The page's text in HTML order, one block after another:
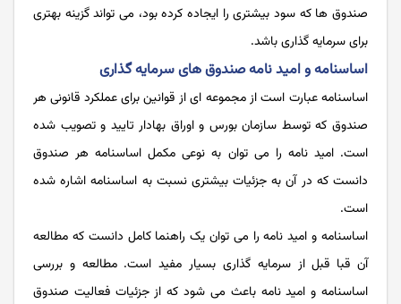
صندوق ها که سود بیشتری را ایجاده کرده بود، می تواند گزینه بهتری
برای سرمایه گذاری باشد.
اساسنامه و امید نامه صندوق های سرمایه گذاری
اساسنامه عبارت است از مجموعه ‌ای از قوانین برای عملکرد قانونی هر
صندوق که توسط سازمان بورس و اوراق بهادار تایید و تصویب شده
است. امید نامه را می توان به نوعی مکمل اساسنامه هر صندوق
دانست که در آن به جزئیات بیشتری نسبت به اساسنامه اشاره شده
است.
اساسنامه و امید نامه را می توان یک راهنما کامل دانست که مطالعه
آن قبا قبل از سرمایه گذاری بسیار مفید است. مطالعه و بررسی
اساسنامه و امید نامه باعث می شود که از جزئیات فعالیت صندوق